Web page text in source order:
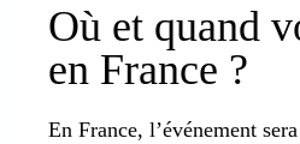
Où et quand
en France ?
En France, l’événement